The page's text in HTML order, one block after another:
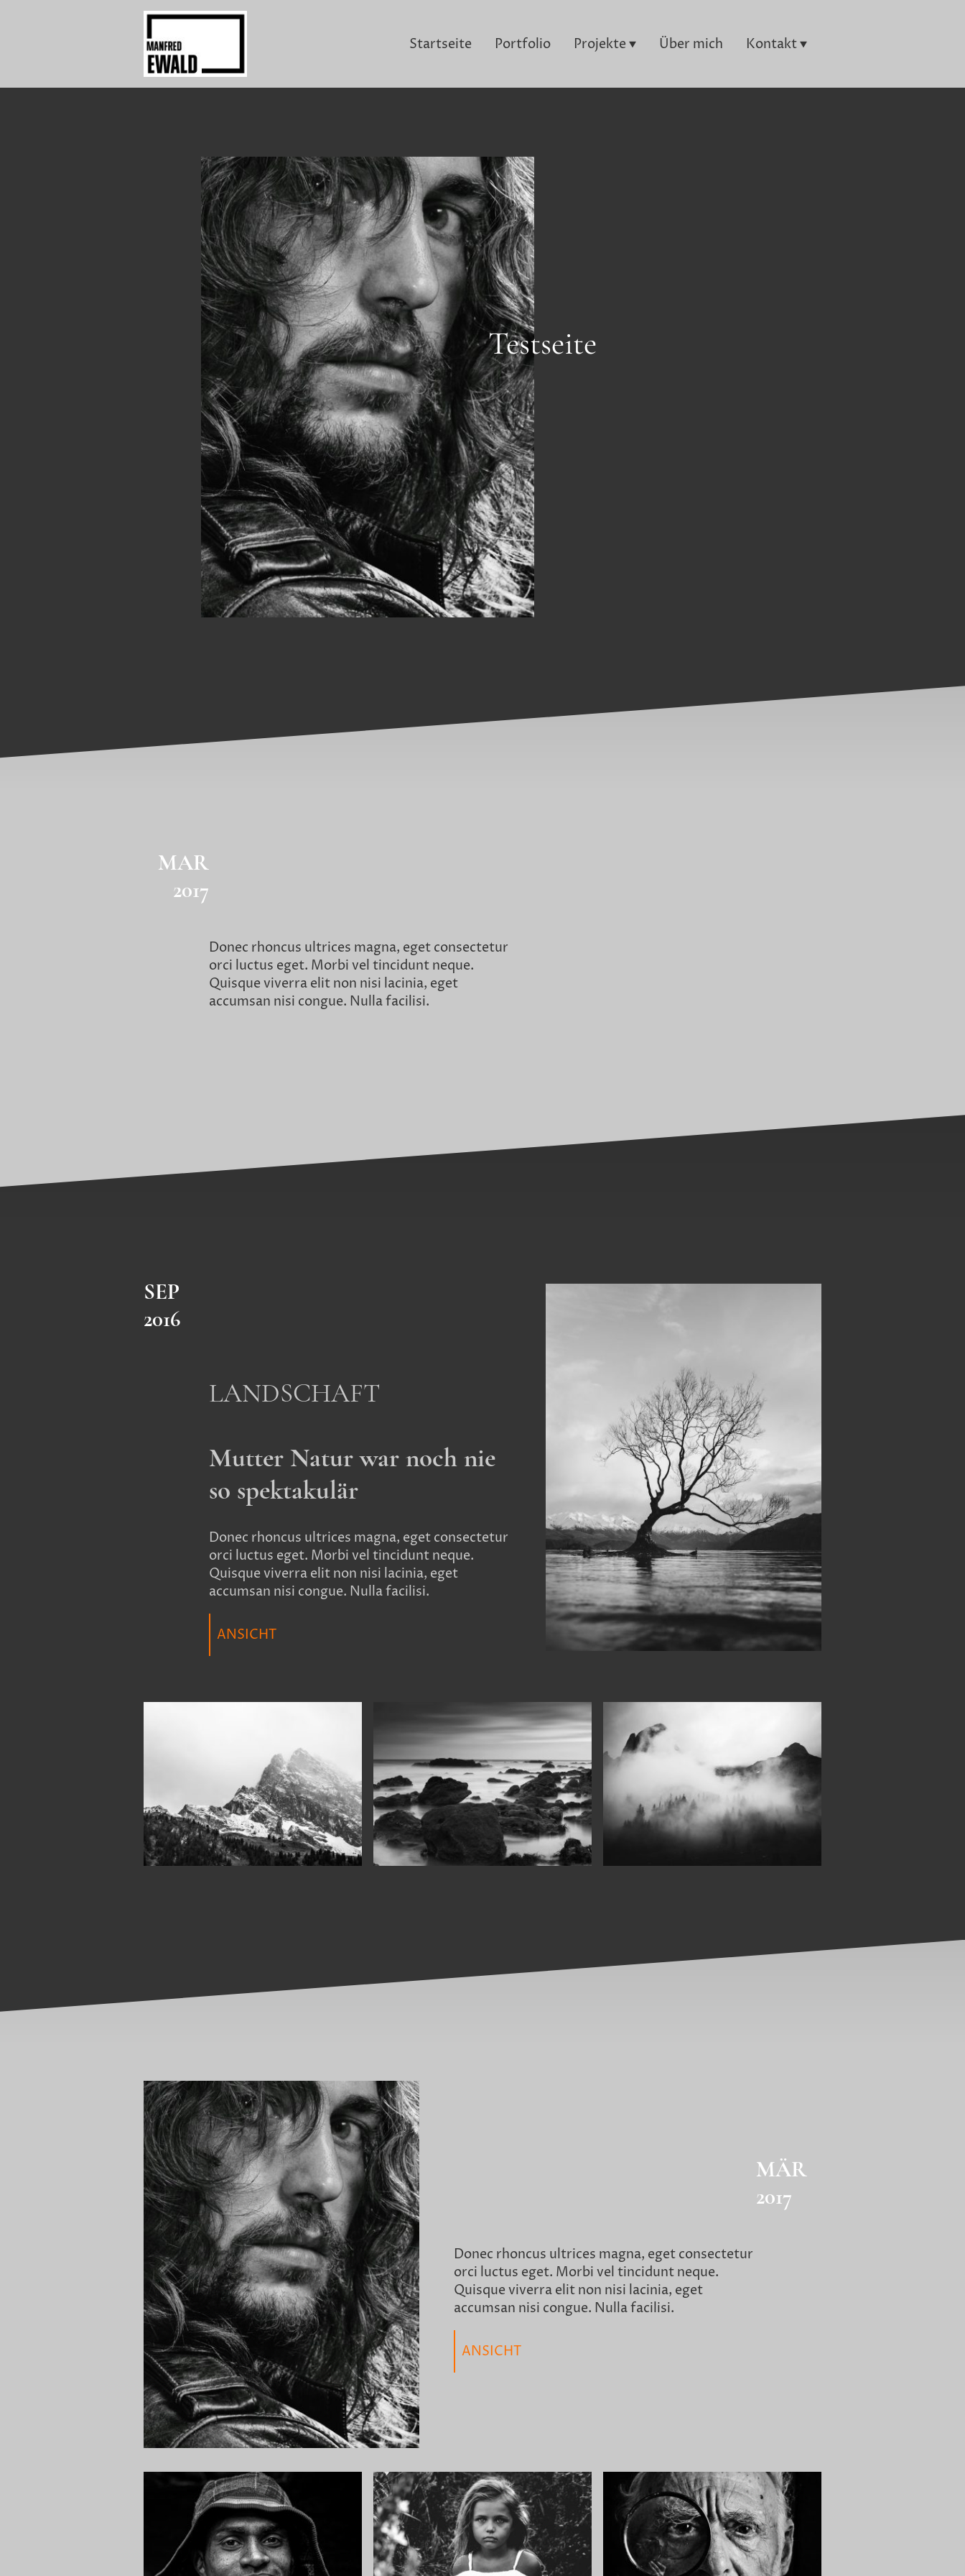
Startseite Portfolio Projekte Über mich Kontakt
Testseite
MAR
2017
Donec rhoncus ultrices magna, eget consectetur
orci luctus eget. Morbi vel tincidunt neque.
Quisque viverra elit non nisi lacinia, eget
accumsan nisi congue. Nulla facilisi.
SEP
2016
LANDSCHAFT
Mutter Natur war noch nie
so spektakulär
Donec rhoncus ultrices magna, eget consectetur
orci luctus eget. Morbi vel tincidunt neque.
Quisque viverra elit non nisi lacinia, eget
accumsan nisi congue. Nulla facilisi.
ANSICHT
MÄR
2017
Donec rhoncus ultrices magna, eget consectetur
orci luctus eget. Morbi vel tincidunt neque.
Quisque viverra elit non nisi lacinia, eget
accumsan nisi congue. Nulla facilisi.
ANSICHT